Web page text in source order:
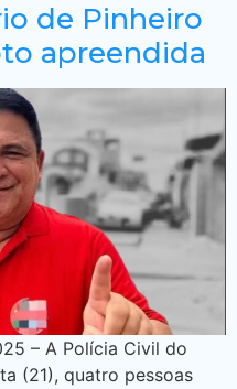
de Pinheiro
apreendida
– A Polícia Civil do
(21), quatro pessoas